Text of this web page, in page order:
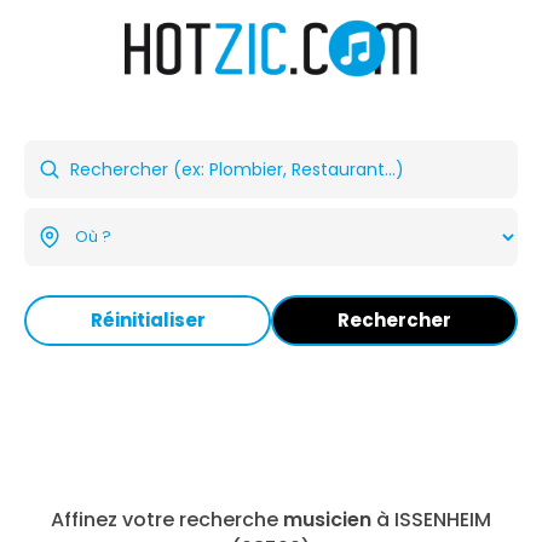
Réinitialiser Rechercher
Affinez votre recherche musicien à ISSENHEIM